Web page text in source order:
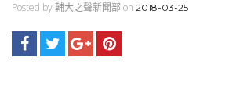
Posted by 輔大之聲新聞部 on 2018-03-25